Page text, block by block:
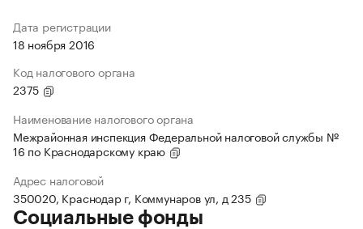
Дата регистрации
18 ноября 2016
Код налогового органа
2375
Наименование налогового органа
Межрайонная инспекция Федеральной налоговой службы №
16 по Краснодарскому краю
Адрес налоговой
350020, Краснодар г, Коммунаров ул, д 235
Социальные фонды